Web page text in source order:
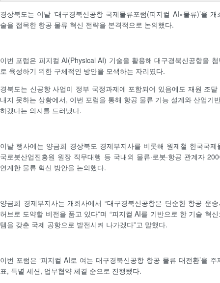
경상북도는 이날 ‘대구경북신공항 국제물류포럼(피지컬 AI×물류)’을
술을 접목한 항공 물류 혁신 전략을 본격적으로 논의했다.
이번 포럼은 피지컬 AI(Physical AI) 기술을 활용해 대구경북신공항을
로 육성하기 위한 구체적인 방안을 모색하는 자리였다.
경북도는 신공항 사업이 정부 국정과제에 포함되어 있음에도 재원 조
내지 못하는 상황에서, 이번 포럼을 통해 항공 물류 기능 설계와 산업기
하겠다는 의지를 드러냈다.
이날 행사에는 양금희 경상북도 경제부지사를 비롯해 원제철 한국국
국로봇산업진흥원 원장 직무대행 등 국내외 물류·로봇·항공 관계자
연계한 물류 혁신 방안을 논의했다.
양금희 경제부지사는 개회사에서 “대구경북신공항은 단순한 항공 운
허브로 도약할 비전을 품고 있다”며 “피지컬 AI를 기반으로 한 기술 혁
템을 갖춘 국제 공항으로 발전시켜 나가겠다”고 말했다.
이번 포럼은 ‘피지컬 AI로 여는 대구경북신공항 항공 물류 대전환’을
표, 특별 세션, 업무협약 체결 순으로 진행됐다.